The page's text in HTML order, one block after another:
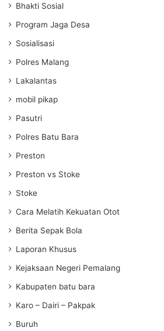
Bhakti Sosial
Program Jaga Desa
Sosialisasi
Polres Malang
Lakalantas
mobil pikap
Pasutri
Polres Batu Bara
Preston
Preston vs Stoke
Stoke
Cara Melatih Kekuatan Otot
Berita Sepak Bola
Laporan Khusus
Kejaksaan Negeri Pemalang
Kabupaten batu bara
Karo – Dairi – Pakpak
Buruh